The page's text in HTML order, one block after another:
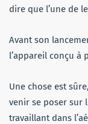
dire que l’une de
Avant son
l’appareil conçu à
Une chose est
venir se poser sur
travaillant dans